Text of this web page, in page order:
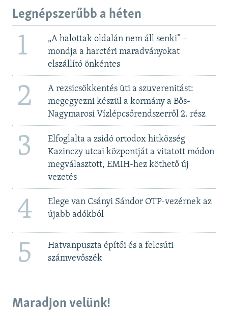
Legnépszerűbb a héten
1
„A halottak oldalán nem áll senki” –
mondja a harctéri maradványokat
elszállító önkéntes
2
A rezsicsökkentés üti a szuverenitást:
megegyezni készül a kormány a Bős-
Nagymarosi Vízlépcsőrendszerről 2. rész
3
Elfoglalta a zsidó ortodox hitközség
Kazinczy utcai központját a vitatott módon
megválasztott, EMIH-hez köthető új
vezetés
4
Elege van Csányi Sándor OTP-vezérnek az
újabb adókból
5
Hatvanpuszta építői és a felcsúti
számvevőszék
Maradjon velünk!